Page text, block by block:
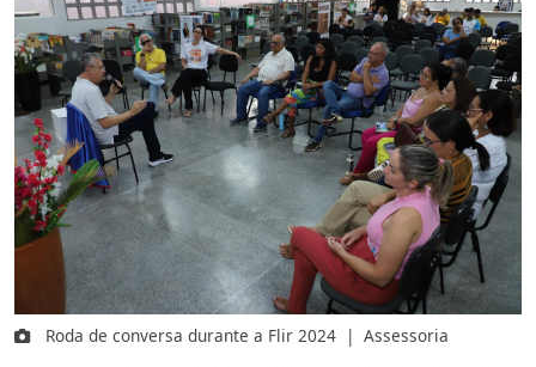
Roda de conversa durante a Flir 2024 | Assessoria